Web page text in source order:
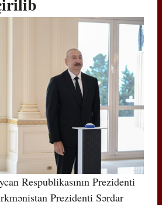
Respublikasının Prezidenti
Prezidenti Sərdar